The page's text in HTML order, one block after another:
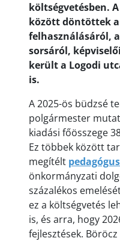
költségvetésben.
között döntöttek
felhasználásáról,
sorsáról,
került a Logodi
is.
A 2025-ös büdzsé
polgármester
kiadási főösszege
Ez többek között
megítélt
önkormányzati
százalékos
ez a költségvetés
is, és arra, hogy
fejlesztések.